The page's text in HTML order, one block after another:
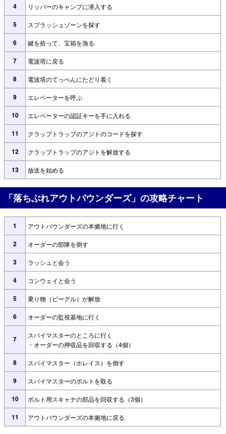
4 リッパーのキャンプに潜入する
5 スプラッシュゾーンを探す
6 鍵を拾って、宝箱を漁る
7 電波塔に戻る
8 電波塔のてっぺんにたどり着く
9 エレベーターを呼ぶ
10 エレベーターの認証キーを手に入れる
11 クラップトラップのアジトのコードを探す
12 クラップトラップのアジトを解放する
13 放送を始める
「落ちぶれアウトバウンダーズ」の攻略チャート
1 アウトバウンダーズの本拠地に行く
2 オーダーの部隊を倒す
3 ラッシュと会う
4 コンウェイと会う
5 乗り物（ビーグル）が解放
6 オーダーの監視基地に行く
7
スパイマスターのところに行く
・オーダーの押収品を回収する（4個）
8 スパイマスター（ホレイス）を倒す
9 スパイマスターのボルトを取る
10 ボルト用スキャナの部品を回収する（3個）
11 アウトバウンダーズの本拠地に戻る